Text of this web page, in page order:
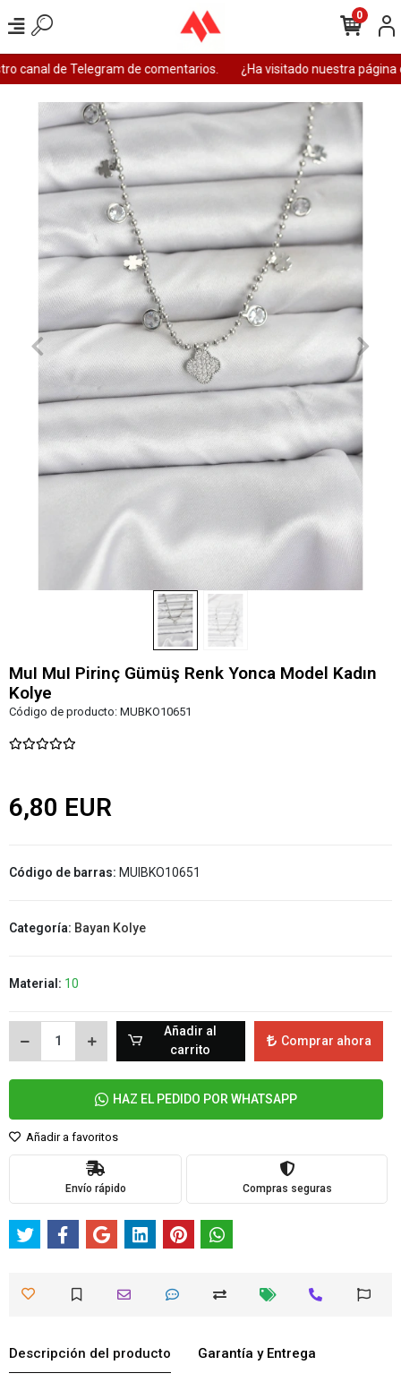
canal de Telegram de comentarios. ¿Ha visitado nuestra página
0
MuI MuI Pirinç Gümüş Renk Yonca Model Kadın
Kolye
Código de producto: MUBKO10651
6,80 EUR
Código de barras: MUIBKO10651
Categoría: Bayan Kolye
Material: 10
Añadir al
carrito
Comprar ahora
HAZ EL PEDIDO POR WHATSAPP
Añadir a favoritos
Envío rápido Compras seguras
Descripción del producto Garantía y Entrega